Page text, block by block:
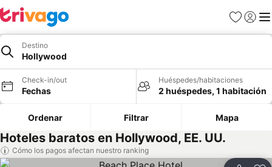
Favoritos
Iniciar
Destino
Hollywood
Check-in/out
Fechas
Huéspedes/habitaciones
2 huéspedes, 1 habitación
Ordenar Filtrar Mapa
Hoteles baratos en Hollywood, EE. UU.
Cómo los pagos afectan nuestro ranking